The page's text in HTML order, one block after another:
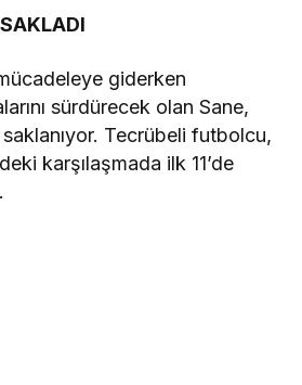
giderken
sürdürecek olan Sane,
Tecrübeli futbolcu,
karşılaşmada ilk 11’de